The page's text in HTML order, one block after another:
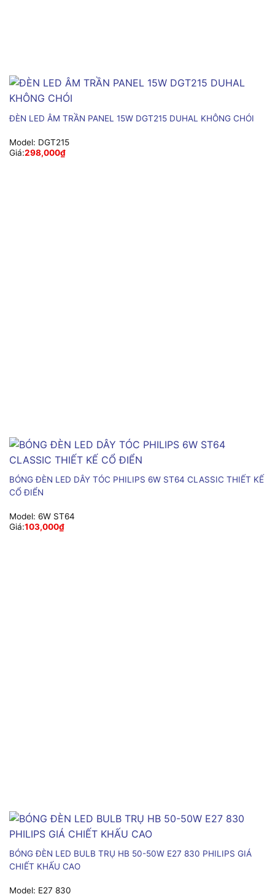
ĐÈN LED ÂM TRẦN PANEL 15W DGT215 DUHAL KHÔNG CHÓI
Model: DGT215
Giá:298,000₫
BÓNG ĐÈN LED DÂY TÓC PHILIPS 6W ST64 CLASSIC THIẾT KẾ
CỔ ĐIỂN
Model: 6W ST64
Giá:103,000₫
BÓNG ĐÈN LED BULB TRỤ HB 50-50W E27 830 PHILIPS GIÁ
CHIẾT KHẤU CAO
Model: E27 830